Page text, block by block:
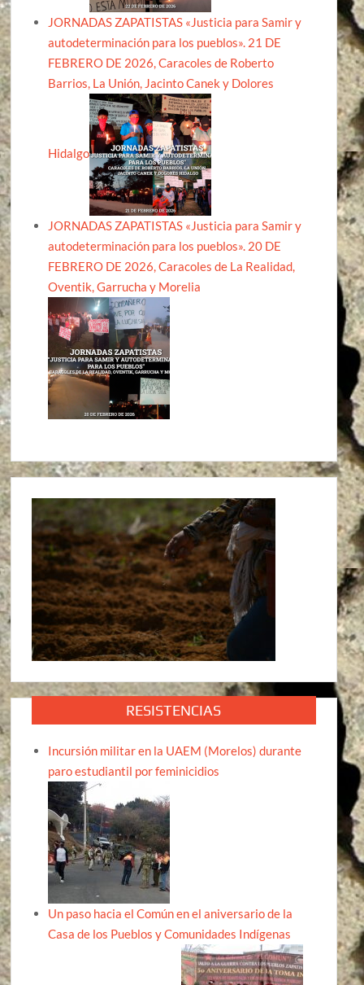
JORNADAS ZAPATISTAS «Justicia para Samir y
autodeterminación para los pueblos». 21 DE
FEBRERO DE 2026, Caracoles de Roberto
Barrios, La Unión, Jacinto Canek y Dolores
Hidalgo
JORNADAS ZAPATISTAS «Justicia para Samir y
autodeterminación para los pueblos». 20 DE
FEBRERO DE 2026, Caracoles de La Realidad,
Oventik, Garrucha y Morelia
RESISTENCIAS
Incursión militar en la UAEM (Morelos) durante
paro estudiantil por feminicidios
Un paso hacia el Común en el aniversario de la
Casa de los Pueblos y Comunidades Indígenas